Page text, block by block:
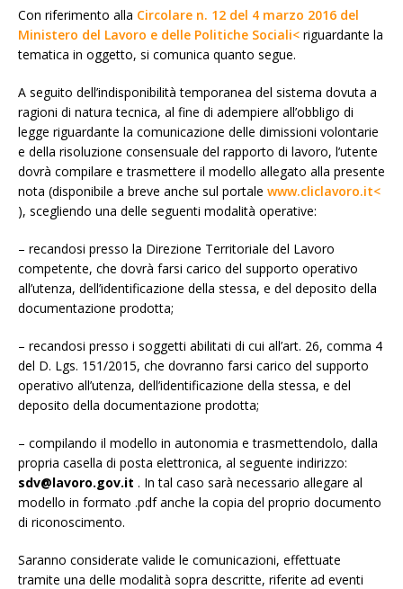
Con riferimento alla Circolare n. 12 del 4 marzo 2016 del
Ministero del Lavoro e delle Politiche Sociali< riguardante la
tematica in oggetto, si comunica quanto segue.
A seguito dell’indisponibilità temporanea del sistema dovuta a
ragioni di natura tecnica, al fine di adempiere all’obbligo di
legge riguardante la comunicazione delle dimissioni volontarie
e della risoluzione consensuale del rapporto di lavoro, l’utente
dovrà compilare e trasmettere il modello allegato alla presente
nota (disponibile a breve anche sul portale www.cliclavoro.it<
), scegliendo una delle seguenti modalità operative:
– recandosi presso la Direzione Territoriale del Lavoro
competente, che dovrà farsi carico del supporto operativo
all’utenza, dell’identificazione della stessa, e del deposito della
documentazione prodotta;
– recandosi presso i soggetti abilitati di cui all’art. 26, comma 4
del D. Lgs. 151/2015, che dovranno farsi carico del supporto
operativo all’utenza, dell’identificazione della stessa, e del
deposito della documentazione prodotta;
– compilando il modello in autonomia e trasmettendolo, dalla
propria casella di posta elettronica, al seguente indirizzo:
sdv@lavoro.gov.it . In tal caso sarà necessario allegare al
modello in formato .pdf anche la copia del proprio documento
di riconoscimento.
Saranno considerate valide le comunicazioni, effettuate
tramite una delle modalità sopra descritte, riferite ad eventi